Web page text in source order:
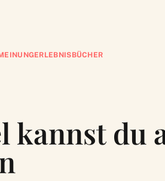
ERLEBNISBÜCHER
kannst du